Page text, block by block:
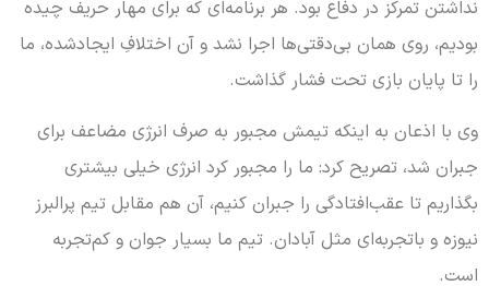
نداشتن تمرکز در دفاع بود. هر برنامه‌ای که برای مهار حریف چیده
بودیم، روی همان بی‌دقتی‌ها اجرا نشد و آن اختلافِ ایجادشده، ما
را تا پایان بازی تحت فشار گذاشت.
وی با اذعان به اینکه تیمش مجبور به صرف انرژی مضاعف برای
جبران شد، تصریح کرد: ما را مجبور کرد انرژی خیلی بیشتری
بگذاریم تا عقب‌افتادگی را جبران کنیم، آن هم مقابل تیم پرالبرز
نیوزه و باتجربه‌ای مثل آبادان. تیم ما بسیار جوان و کم‌تجربه
است.